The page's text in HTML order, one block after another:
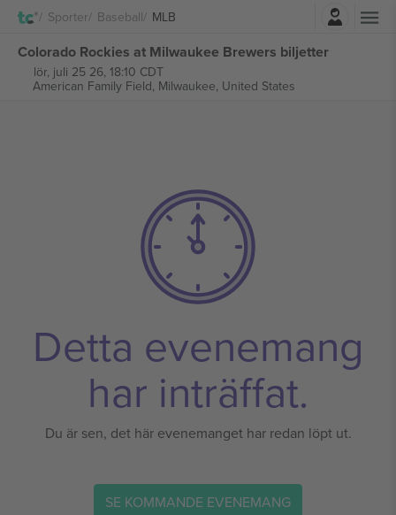
Sporter Baseball MLB
Colorado Rockies at Milwaukee Brewers biljetter
lör, juli 25 26, 18:10 CDT
American Family Field, Milwaukee, United States
Detta evenemang
har inträffat.
Du är sen, det här evenemanget har redan löpt ut.
SE KOMMANDE EVENEMANG